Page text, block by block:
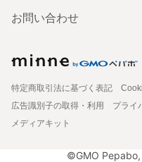
お問い合わせ
特定商取引法に基づく表記
広告識別子の取得・利用
プライ
メディアキット
©GMO